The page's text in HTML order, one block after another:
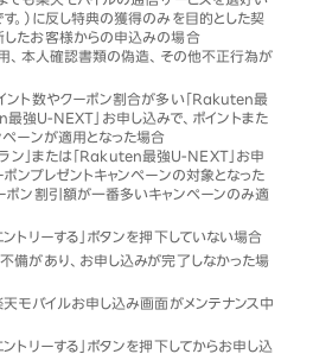
。）に反し特典の獲得のみを目的とした契
たお客様からの申込みの場合
、本人確認書類の偽造、その他不正行為が
ント数やクーポン割合が多い「Rakuten最
強U-NEXT」お申し込みで、ポイントまた
ペーンが適用となった場合
ン」または「Rakuten最強U-NEXT」お申
ンプレゼントキャンペーンの対象となった
ポン割引額が一番多いキャンペーンのみ適
トリーする」ボタンを押下していない場合
備があり、お申し込みが完了しなかった場
モバイルお申し込み画面がメンテナンス中
トリーする」ボタンを押下してからお申し込